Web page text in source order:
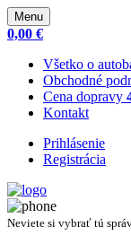
Menu
0,00 €
Všetko o
Obchodné
Cena dopravy
Kontakt
Prihlásenie
Registrácia
Neviete si vybrať tú